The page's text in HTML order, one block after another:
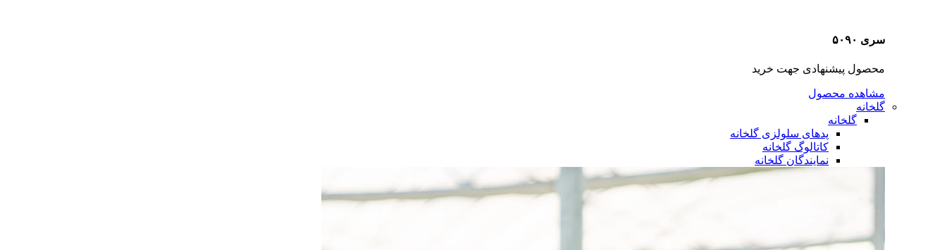
سری ۵۰۹۰
محصول پیشنهادی جهت خرید
مشاهده محصول
گلخانه
گلخانه
پدهای سلولزی گلخانه
کاتالوگ گلخانه
نمایندگان گلخانه